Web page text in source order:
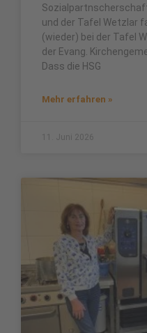
und der Tafel Wetzlar
(wieder) bei der Tafel
der Evang.
Dass die HSG
Mehr erfahren »
11. Juni 2026